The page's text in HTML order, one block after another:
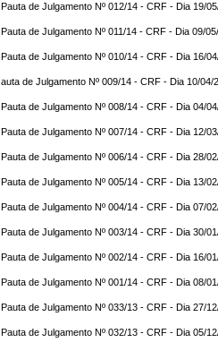
Pauta de Julgamento Nº 012/14 - CRF - Dia 19/
Pauta de Julgamento Nº 011/14 - CRF - Dia 09/
Pauta de Julgamento Nº 010/14 - CRF - Dia 16/
auta de Julgamento Nº 009/14 - CRF - Dia 10/04/
Pauta de Julgamento Nº 008/14 - CRF - Dia 04/
Pauta de Julgamento Nº 007/14 - CRF - Dia 12/
Pauta de Julgamento Nº 006/14 - CRF - Dia 28/
Pauta de Julgamento Nº 005/14 - CRF - Dia 13/
Pauta de Julgamento Nº 004/14 - CRF - Dia 07/
Pauta de Julgamento Nº 003/14 - CRF - Dia 30/
Pauta de Julgamento Nº 002/14 - CRF - Dia 16/
Pauta de Julgamento Nº 001/14 - CRF - Dia 08/
Pauta de Julgamento Nº 033/13 - CRF - Dia 27/
Pauta de Julgamento Nº 032/13 - CRF - Dia 05/